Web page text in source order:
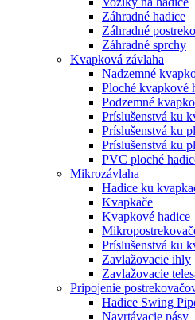
Záhradné hadice
Záhradné
Záhradné sprchy
Kvapková závlaha
Nadzemné
Ploché kvapkové
Podzemné
Príslušenstvá ku
Príslušenstvá ku
Príslušenstvá ku
PVC ploché
Mikrozávlaha
Hadice ku
Kvapkače
Kvapkové hadice
Príslušenstvá ku
Zavlažovacie ihly
Zavlažovacie
Pripojenie
Hadice Swing
Navrtávacie pásy